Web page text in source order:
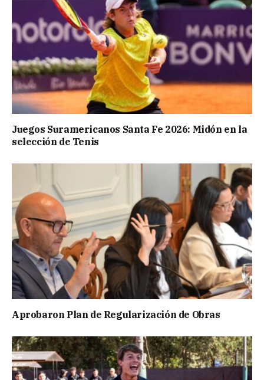
Juegos Suramericanos Santa Fe 2026: Midón en la
selección de Tenis
Aprobaron Plan de Regularización de Obras